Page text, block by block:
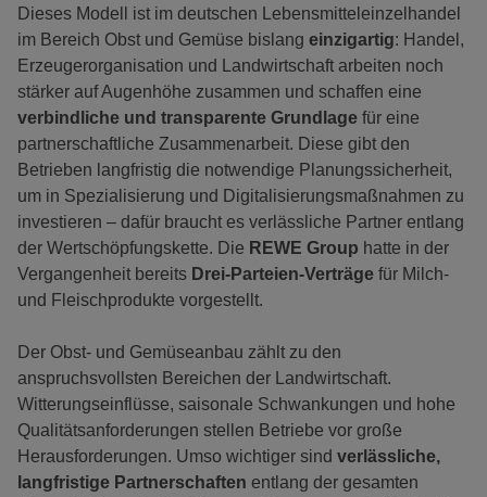
Dieses Modell ist im deutschen Lebensmitteleinzelhandel
im Bereich Obst und Gemüse bislang einzigartig: Handel,
Erzeugerorganisation und Landwirtschaft arbeiten noch
stärker auf Augenhöhe zusammen und schaffen eine
verbindliche und transparente Grundlage für eine
partnerschaftliche Zusammenarbeit. Diese gibt den
Betrieben langfristig die notwendige Planungssicherheit,
um in Spezialisierung und Digitalisierungsmaßnahmen zu
investieren – dafür braucht es verlässliche Partner entlang
der Wertschöpfungskette. Die REWE Group hatte in der
Vergangenheit bereits Drei-Parteien-Verträge für Milch-
und Fleischprodukte vorgestellt.
Der Obst- und Gemüseanbau zählt zu den
anspruchsvollsten Bereichen der Landwirtschaft.
Witterungseinflüsse, saisonale Schwankungen und hohe
Qualitätsanforderungen stellen Betriebe vor große
Herausforderungen. Umso wichtiger sind verlässliche,
langfristige Partnerschaften entlang der gesamten